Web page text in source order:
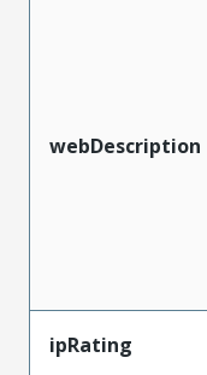
webDescription
ipRating